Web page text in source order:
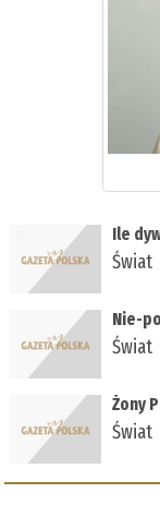
Ile
Świat
Nie-
Świat
Żony
Świat